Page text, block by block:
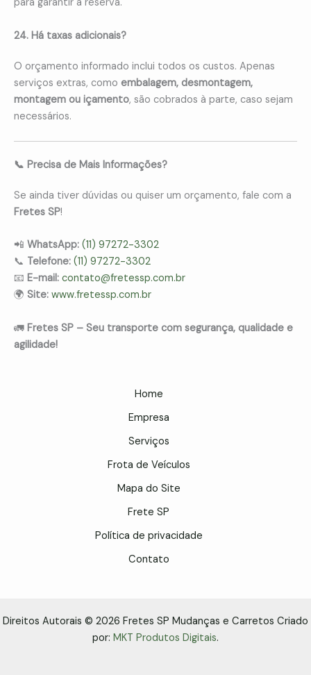
para garantir a reserva.
24. Há taxas adicionais?
O orçamento informado inclui todos os custos. Apenas
serviços extras, como embalagem, desmontagem,
montagem ou içamento, são cobrados à parte, caso sejam
necessários.
📞 Precisa de Mais Informações?
Se ainda tiver dúvidas ou quiser um orçamento, fale com a
Fretes SP!
📲 WhatsApp: (11) 97272-3302
📞 Telefone: (11) 97272-3302
📧 E-mail: contato@fretessp.com.br
🌍 Site: www.fretessp.com.br
🚛 Fretes SP – Seu transporte com segurança, qualidade e
agilidade!
Home
Empresa
Serviços
Frota de Veículos
Mapa do Site
Frete SP
Política de privacidade
Contato
Direitos Autorais © 2026 Fretes SP Mudanças e Carretos Criado
por: MKT Produtos Digitais.